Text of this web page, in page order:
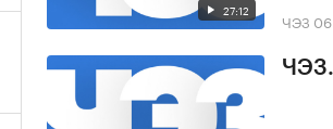
27:12 ЧЭЗ